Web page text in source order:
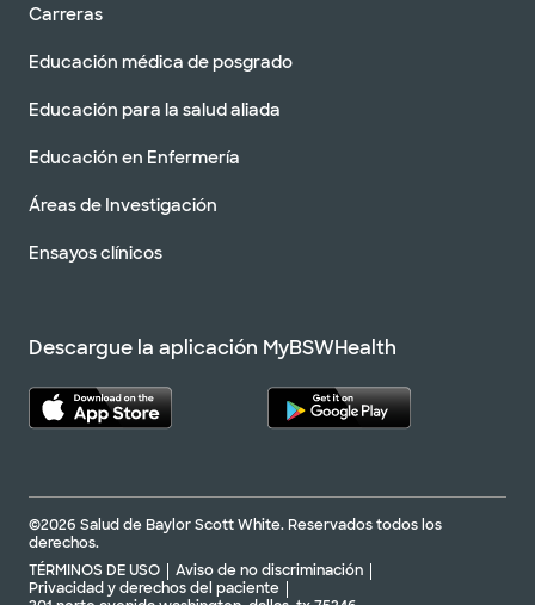
Carreras
Educación médica de posgrado
Educación para la salud aliada
Educación en Enfermería
Áreas de Investigación
Ensayos clínicos
Descargue la aplicación MyBSWHealth
©2026 Salud de Baylor Scott White. Reservados todos los
derechos.
TÉRMINOS DE USO
Aviso de no discriminación
Privacidad y derechos del paciente